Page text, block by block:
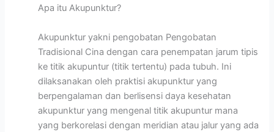
Apa itu Akupunktur?
Akupunktur yakni pengobatan Pengobatan
Tradisional Cina dengan cara penempatan jarum tipis
ke titik akupuntur (titik tertentu) pada tubuh. Ini
dilaksanakan oleh praktisi akupunktur yang
berpengalaman dan berlisensi daya kesehatan
akupunktur yang mengenal titik akupuntur mana
yang berkorelasi dengan meridian atau jalur yang ada